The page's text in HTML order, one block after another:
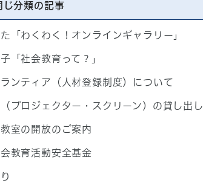
じ分類の記事
「わくわく！オンラインギャラリー」
「社会教育って？」
ンティア（人材登録制度）について
プロジェクター・スクリーン）の貸し出し
室の開放のご案内
教育活動安全基金